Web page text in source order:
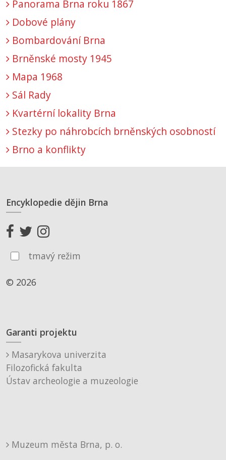
Panorama Brna roku 1867
Dobové plány
Bombardování Brna
Brněnské mosty 1945
Mapa 1968
Sál Rady
Kvartérní lokality Brna
Stezky po náhrobcích brněnských osobností
Brno a konflikty
Encyklopedie dějin Brna
tmavý režim
© 2026
Garanti projektu
Masarykova univerzita
Filozofická fakulta
Ústav archeologie a muzeologie
Muzeum města Brna, p. o.